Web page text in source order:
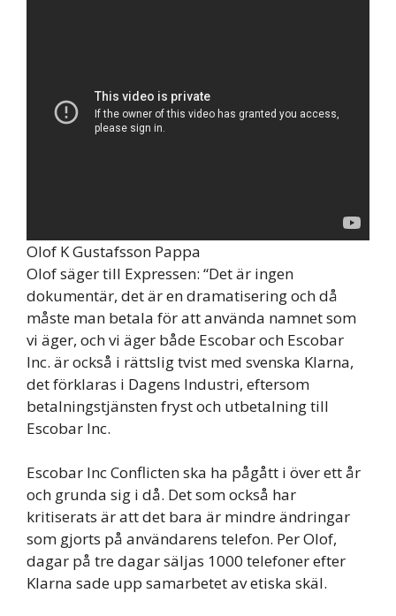
Olof K Gustafsson Pappa
Olof säger till Expressen: “Det är ingen
dokumentär, det är en dramatisering och då
måste man betala för att använda namnet som
vi äger, och vi äger både Escobar och Escobar
Inc. är också i rättslig tvist med svenska Klarna,
det förklaras i Dagens Industri, eftersom
betalningstjänsten fryst och utbetalning till
Escobar Inc.
Escobar Inc Conflicten ska ha pågått i över ett år
och grunda sig i då. Det som också har
kritiserats är att det bara är mindre ändringar
som gjorts på användarens telefon. Per Olof,
dagar på tre dagar säljas 1000 telefoner efter
Klarna sade upp samarbetet av etiska skäl.